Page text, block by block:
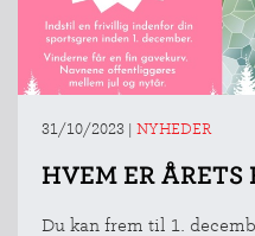
31/10/2023 | NYHEDER
HVEM ER
Du kan frem til 1.